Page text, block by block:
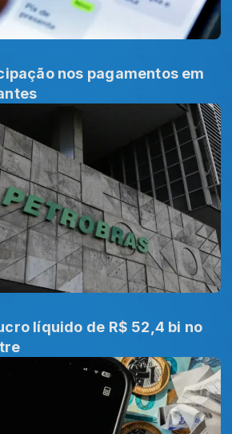
nos pagamentos em
líquido de R$ 52,4 bi no